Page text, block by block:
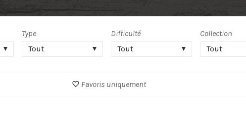
Type
Tout
Difficulté
Tout
Collection
Tout
Favoris uniquement